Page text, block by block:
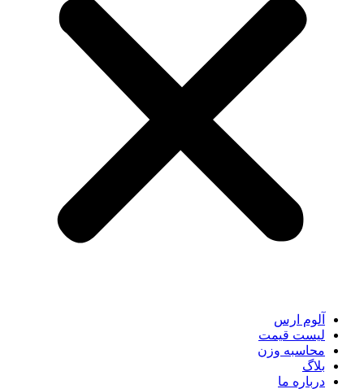
آلوم ارس
لیست قیمت
محاسبه وزن
بلاگ
درباره ما